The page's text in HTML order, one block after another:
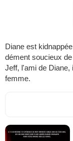
Diane est
dément soucieux
Jeff, l'ami de Diane,
femme.